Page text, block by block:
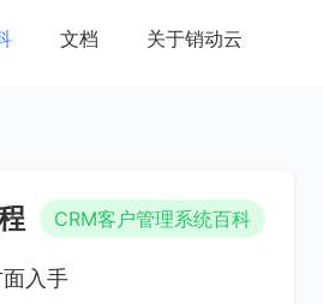
文档 关于销动云
CRM客户管理系统百科
入手